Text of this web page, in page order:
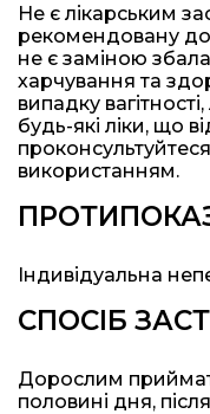
Не є лікарським
рекомендовану
не є заміною
харчування та
випадку
будь-які ліки, що
використанням.
Індивідуальна
СПОСІБ
Дорослим
половині дня,